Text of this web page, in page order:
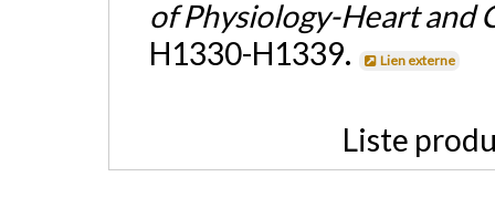
of Physiology-Heart and
H1330-H1339.
Lien externe
Liste